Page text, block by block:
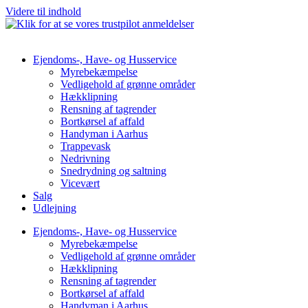
Videre til indhold
Ejendoms-, Have- og Husservice
Myrebekæmpelse
Vedligehold af grønne områder
Hækklipning
Rensning af tagrender
Bortkørsel af affald
Handyman i Aarhus
Trappevask
Nedrivning
Snedrydning og saltning
Vicevært
Salg
Udlejning
Ejendoms-, Have- og Husservice
Myrebekæmpelse
Vedligehold af grønne områder
Hækklipning
Rensning af tagrender
Bortkørsel af affald
Handyman i Aarhus